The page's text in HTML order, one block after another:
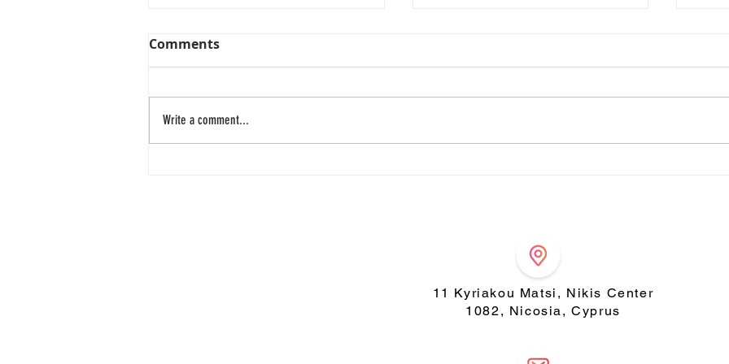
Comments
Write a comment...
11 Kyriakou Matsi, Nikis Center
1082, Nicosia, Cyprus